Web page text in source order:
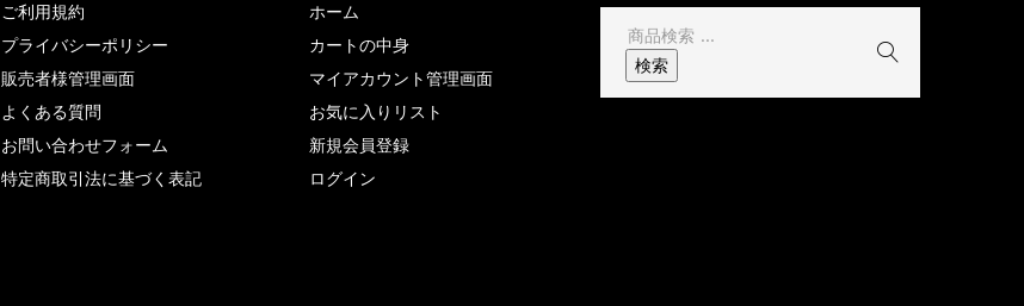
ご利用規約
プライバシーポリシー
販売者様管理画面
よくある質問
お問い合わせフォーム
特定商取引法に基づく表記
ホーム
カートの中身
マイアカウント管理画面
お気に入りリスト
新規会員登録
ログイン
検
索
結
検索